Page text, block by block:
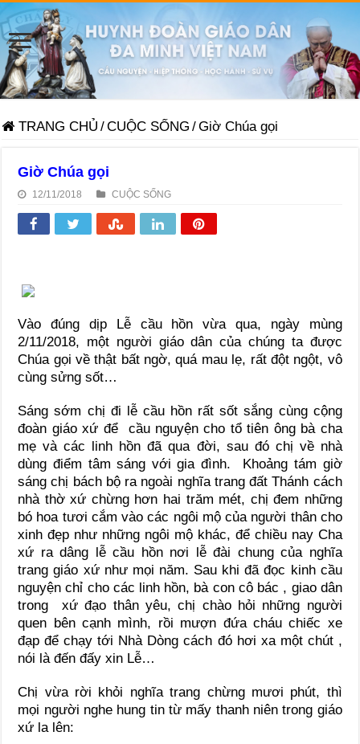
TRANG CHỦ /CUỘC SỐNG /Giờ Chúa gọi
Giờ Chúa gọi
12/11/2018 CUỘC SỐNG
Vào đúng dịp Lễ cầu hồn vừa qua, ngày mùng
2/11/2018, một người giáo dân của chúng ta được
Chúa gọi về thật bất ngờ, quá mau lẹ, rất đột ngột, vô
cùng sửng sốt…
Sáng sớm chị đi lễ cầu hồn rất sốt sắng cùng cộng
đoàn giáo xứ để cầu nguyện cho tổ tiên ông bà cha
mẹ và các linh hồn đã qua đời, sau đó chị về nhà
dùng điểm tâm sáng với gia đình. Khoảng tám giờ
sáng chị bách bộ ra ngoài nghĩa trang đất Thánh cách
nhà thờ xứ chừng hơn hai trăm mét, chị đem những
bó hoa tươi cắm vào các ngôi mộ của người thân cho
xinh đẹp như những ngôi mộ khác, để chiều nay Cha
xứ ra dâng lễ cầu hồn nơi lễ đài chung của nghĩa
trang giáo xứ như mọi năm. Sau khi đã đọc kinh cầu
nguyện chỉ cho các linh hồn, bà con cô bác , giao dân
trong xứ đạo thân yêu, chị chào hỏi những người
quen bên cạnh mình, rồi mượn đứa cháu chiếc xe
đạp để chạy tới Nhà Dòng cách đó hơi xa một chút ,
nói là đến đấy xin Lễ…
Chị vừa rời khỏi nghĩa trang chừng mươi phút, thì
mọi người nghe hung tin từ mấy thanh niên trong giáo
xứ la lên: